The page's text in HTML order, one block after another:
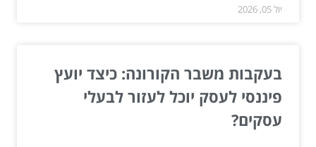
יול 05, 2026
בעקבות משבר הקורונה: כיצד יועץ
פיננסי לעסק יוכל לעזור לבעלי
עסקים?